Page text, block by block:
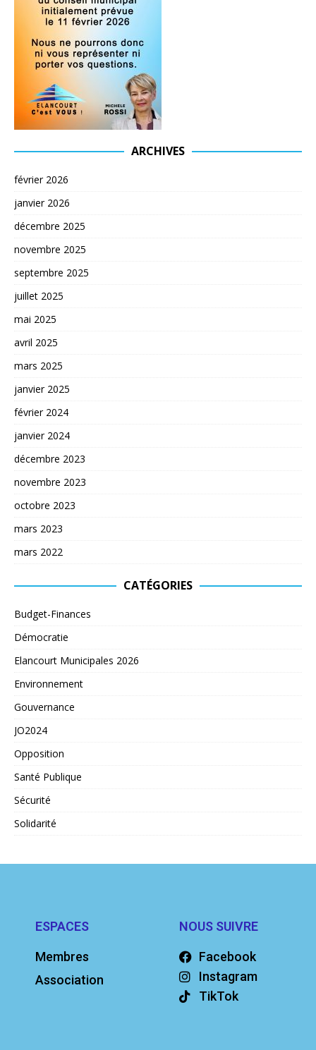
ARCHIVES
février 2026
janvier 2026
décembre 2025
novembre 2025
septembre 2025
juillet 2025
mai 2025
avril 2025
mars 2025
janvier 2025
février 2024
janvier 2024
décembre 2023
novembre 2023
octobre 2023
mars 2023
mars 2022
CATÉGORIES
Budget-Finances
Démocratie
Elancourt Municipales 2026
Environnement
Gouvernance
JO2024
Opposition
Santé Publique
Sécurité
Solidarité
ESPACES
Membres
Association
NOUS SUIVRE
Facebook
Instagram
TikTok